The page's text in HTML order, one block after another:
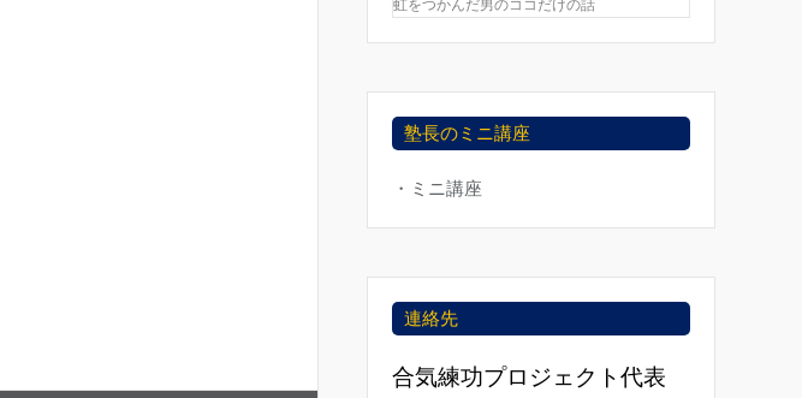
虹をつかんだ男のココだけの話
塾長のミニ講座
・ミニ講座
連絡先
合気練功プロジェクト代表